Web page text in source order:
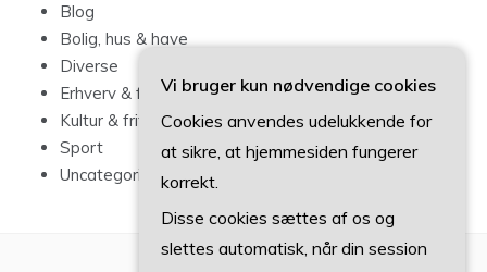
Blog
Bolig, hus & have
Diverse
Erhverv & forbrug
Kultur & fritid
Sport
Uncategorized
Vi bruger kun nødvendige cookies
Cookies anvendes udelukkende for
at sikre, at hjemmesiden fungerer
korrekt.
Disse cookies sættes af os og
slettes automatisk, når din session